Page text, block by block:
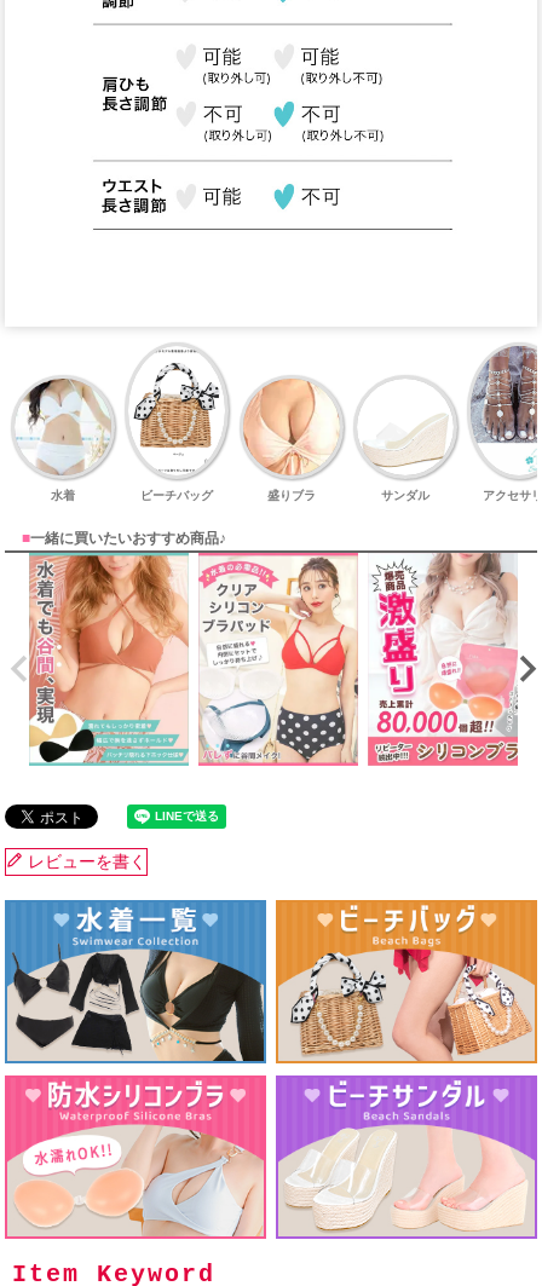
水着 ビーチバッグ 盛りブラ サンダル アクセサ
■一緒に買いたいおすすめ商品♪
レビューを書く